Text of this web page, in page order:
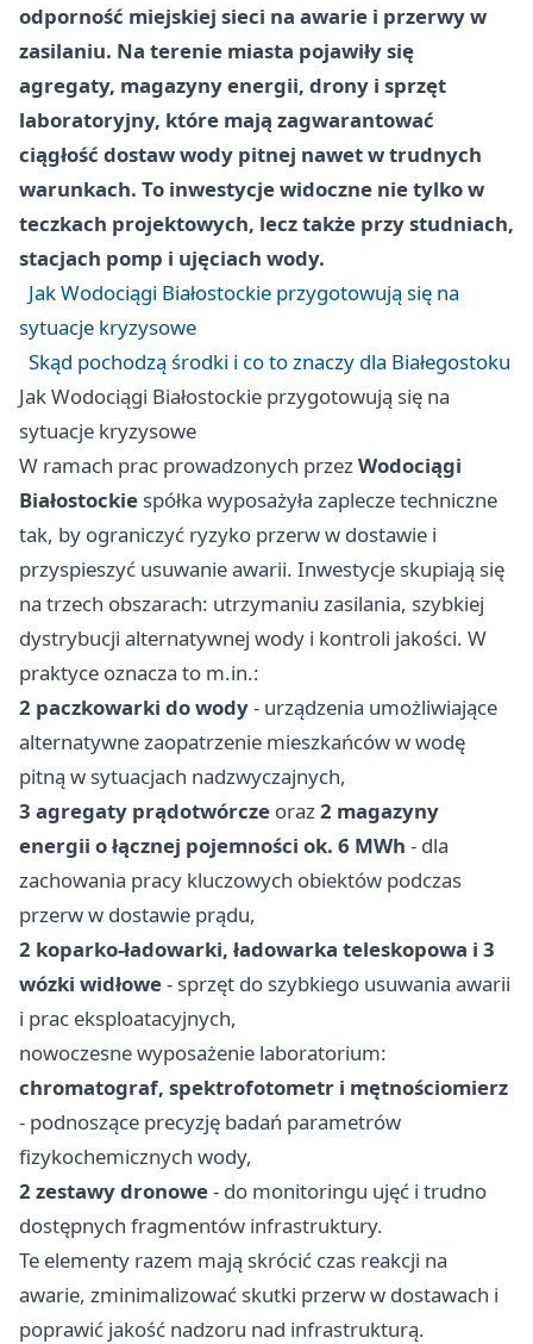
odporność miejskiej sieci na awarie i przerwy w
zasilaniu. Na terenie miasta pojawiły się
agregaty, magazyny energii, drony i sprzęt
laboratoryjny, które mają zagwarantować
ciągłość dostaw wody pitnej nawet w trudnych
warunkach. To inwestycje widoczne nie tylko w
teczkach projektowych, lecz także przy studniach,
stacjach pomp i ujęciach wody.
Jak Wodociągi Białostockie przygotowują się na
sytuacje kryzysowe
Skąd pochodzą środki i co to znaczy dla Białegostoku
Jak Wodociągi Białostockie przygotowują się na
sytuacje kryzysowe
W ramach prac prowadzonych przezWodociągi
Białostockie spółka wyposażyła zaplecze techniczne
tak, by ograniczyć ryzyko przerw w dostawie i
przyspieszyć usuwanie awarii. Inwestycje skupiają się
na trzech obszarach: utrzymaniu zasilania, szybkiej
dystrybucji alternatywnej wody i kontroli jakości. W
praktyce oznacza to m.in.:
2 paczkowarki do wody- urządzenia umożliwiające
alternatywne zaopatrzenie mieszkańców w wodę
pitną w sytuacjach nadzwyczajnych,
3 agregaty prądotwórcze oraz2 magazyny
energii o łącznej pojemności ok. 6 MWh - dla
zachowania pracy kluczowych obiektów podczas
przerw w dostawie prądu,
2 koparko-ładowarki, ładowarka teleskopowa i 3
wózki widłowe- sprzęt do szybkiego usuwania awarii
i prac eksploatacyjnych,
nowoczesne wyposażenie laboratorium:
chromatograf, spektrofotometr i mętnościomierz
- podnoszące precyzję badań parametrów
fizykochemicznych wody,
2 zestawy dronowe- do monitoringu ujęć i trudno
dostępnych fragmentów infrastruktury.
Te elementy razem mają skrócić czas reakcji na
awarie, zminimalizować skutki przerw w dostawach i
poprawić jakość nadzoru nad infrastrukturą.